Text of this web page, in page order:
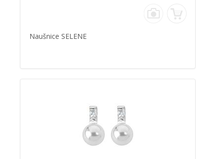
Naušnice SELENE